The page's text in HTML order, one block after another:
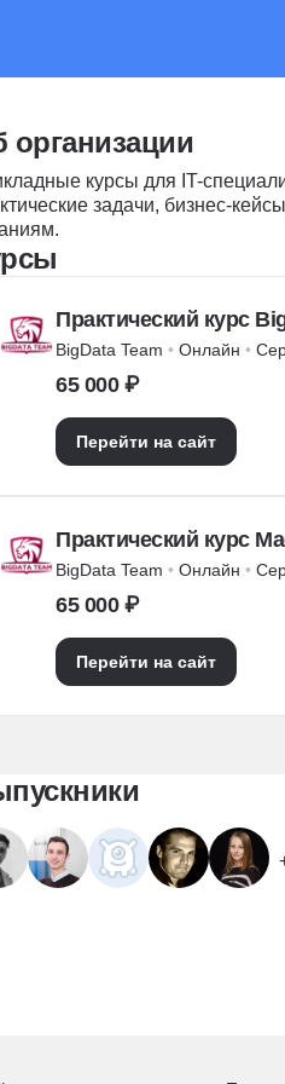
организации
курсы для IT-
задачи, бизнес-
Практический курс
BigData Team • Онлайн •
65 000 ₽
Перейти на сайт
Практический курс
BigData Team • Онлайн •
65 000 ₽
Перейти на сайт